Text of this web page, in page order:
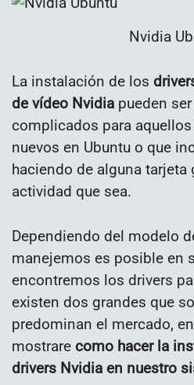
Nvidia
La instalación de los
devídeo Nvidia pueden
complicados para
nuevos en Ubuntu o que
haciendo de alguna tarjeta
actividad que sea.
Dependiendo del modelo
manejemos es posible en
encontremos los drivers
existen dos grandes que
predominan el mercado,
mostrare como hacer la
drivers Nvidia en nuestro